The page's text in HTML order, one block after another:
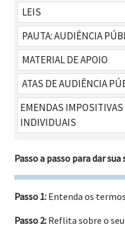
LEIS
LDO 2026
LOA 2026
PAUTA: AUDIÊNCIA
LDO 2026
LOA 2026
MATERIAL DE APOIO
LDO 2026
LOA 2026
ATAS DE AUDIÊNCIA
LDO 2026
EMENDAS IMPOSITIVAS
INDIVIDUAIS
Passo a passo para dar sua
Passo 1: Entenda os
Passo 2: Reflita sobre o